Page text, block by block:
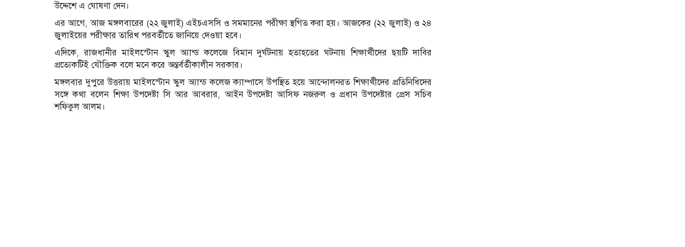
উদ্দেশে এ ঘোষণা দেন।
এর আগে, আজ মঙ্গলবারের (২২ জুলাই) এইচএসসি ও সমমানের পরীক্ষা স্থগিত করা হয়। আজকের (২২ জুলাই) ও ২৪
জুলাইয়ের পরীক্ষার তারিখ পরবর্তীতে জানিয়ে দেওয়া হবে।
এদিকে, রাজধানীর মাইলস্টোন স্কুল অ্যান্ড কলেজে বিমান দুর্ঘটনায় হতাহতের ঘটনায় শিক্ষার্থীদের ছয়টি দাবির
প্রত্যেকটিই যৌক্তিক বলে মনে করে অন্তর্বর্তীকালীন সরকার।
মঙ্গলবার দুপুরে উত্তরায় মাইলস্টোন স্কুল অ্যান্ড কলেজ ক্যাম্পাসে উপস্থিত হয়ে আন্দোলনরত শিক্ষার্থীদের প্রতিনিধিদের
সঙ্গে কথা বলেন শিক্ষা উপদেষ্টা সি আর আবরার, আইন উপদেষ্টা আসিফ নজরুল ও প্রধান উপদেষ্টার প্রেস সচিব
শফিকুল আলম।